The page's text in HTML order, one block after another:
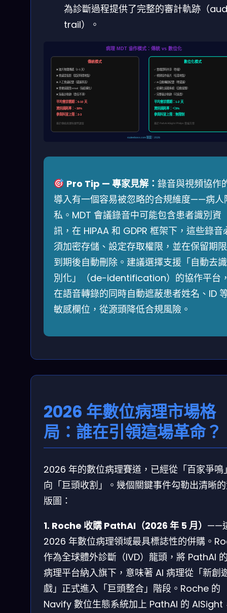
為診斷過程提供了完整的審計軌跡（
trail）。
病理 MDT 協作模式：傳統 vs 數位化
傳統模式
❌ 玻片物理傳遞（2-5 天）
❌ 會議室投影（固定時間地點）
❌ 人工會議紀要（遺漏率高）
❌ 會後追蹤靠 email（無結構化）
❌ 無審計軌跡（責任不清）
平均會診週期：5-10 天
資訊損耗率：~30%
參與科室上限：2-3
基於傳統病理科運營調查
數位化模式
✅ 雲端即時共享（秒級）
✅ 視頻協作審片（任意地點）
✅ AI 自動轉錄紀要（零遺漏）
✅ 結構化追蹤系統（自動提醒）
✅ 完整審計軌跡（可追責）
平均會診週期：1-2 天
資訊損耗率：＜5%
參與科室上限：無限制
基於 PathAI AISight / Philips 雲端方案
siuleeboss.com 製圖｜2026
Pro Tip — 專家見解： 錄音與視頻協作
導入有一個容易被忽略的合規維度——病人
私。MDT 會議錄音中可能包含患者識別資
訊，在 HIPAA 和 GDPR 框架下，這些錄音
須加密存儲、設定存取權限，並在保留期限
到期後自動刪除。建議選擇支援「自動去識
別化」（de-identification）的協作平台
在語音轉錄的同時自動遮蔽患者姓名、ID
敏感欄位，從源頭降低合規風險。
2026 年數位病理市場格
局：誰在引領這場革命？
2026 年的數位病理賽道，已經從「百家爭鳴
向「巨頭收割」。幾個關鍵事件勾勒出清晰
版圖：
1. Roche 收購 PathAI（2026 年 5 月） ——
2026 年數位病理領域最具標誌性的併購。
作為全球體外診斷（IVD）龍頭，將 PathAI
病理平台納入旗下，意味著 AI 病理從「新創
戲」正式進入「巨頭整合」階段。Roche 的
Navify 數位生態系統加上 PathAI 的 AISight